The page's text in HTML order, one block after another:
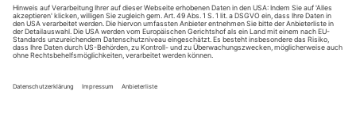
Toulouse, Cherubini: Medea
Der Sieg des Gesangs
Die Wiedergeburt von Cherubinis «Medea» (in der